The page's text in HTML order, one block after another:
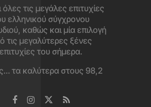
όλες τις μεγάλες επιτυχίες
ελληνικού σύγχρονου
καθώς και μία επιλογή
τις μεγαλύτερες ξένες
επιτυχίες του σήμερα.
τα καλύτερα στους 98,2